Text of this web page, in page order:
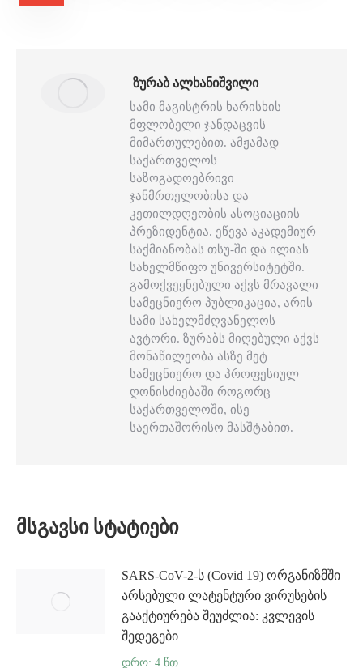
ᲖᲣᲠᲐᲑ ᲐᲚᲮᲐᲜᲘᲨᲕᲘᲚᲘ
სამი მაგისტრის ხარისხის
მფლობელი ჯანდაცვის
მიმართულებით. ამჟამად
საქართველოს
საზოგადოებრივი
ჯანმრთელობისა და
კეთილდღეობის ასოციაციის
პრეზიდენტია. ეწევა აკადემიურ
საქმიანობას თსუ-ში და ილიას
სახელმწიფო უნივერსიტეტში.
გამოქვეყნებული აქვს მრავალი
სამეცნიერო პუბლიკაცია, არის
სამი სახელმძღვანელოს
ავტორი. ზურაბს მიღებული აქვს
მონაწილეობა ასზე მეტ
სამეცნიერო და პროფესიულ
ღონისძიებაში როგორც
საქართველოში, ისე
საერთაშორისო მასშტაბით.
ᲛᲡᲒᲐᲕᲡᲘ ᲡᲢᲐᲢᲘᲔᲑᲘ
SARS-CoV-2-ს (Covid 19) ორგანიზმში
არსებული ლატენტური ვირუსების
გააქტიურება შეუძლია: კვლევის
შედეგები